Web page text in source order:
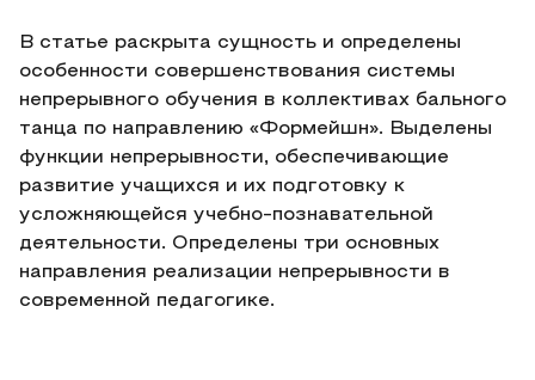
В статье раскрыта сущность и определены
особенности совершенствования системы
непрерывного обучения в коллективах бального
танца по направлению «Формейшн». Выделены
функции непрерывности, обеспечивающие
развитие учащихся и их подготовку к
усложняющейся учебно-познавательной
деятельности. Определены три основных
направления реализации непрерывности в
современной педагогике.